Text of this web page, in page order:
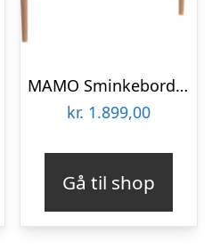
MAMO Sminkebord med spejl – 105x35cm Marineblå
kr. 1.899,00
Gå til shop